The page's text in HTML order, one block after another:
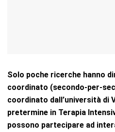
Solo poche ricerche hanno
coordinato (secondo-per-
coordinato dall’università di
pretermine in Terapia
possono partecipare ad